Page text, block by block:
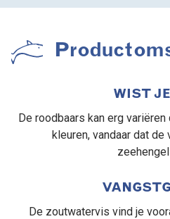
WIST
De roodbaars kan erg
kleuren, vandaar dat
De zoutwatervis vind je